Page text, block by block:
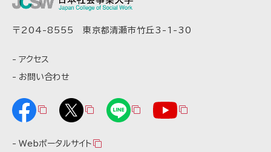
〒204-8555 東京都清瀬市竹丘3-1-30
アクセス
お問い合わせ
Webポータルサイト